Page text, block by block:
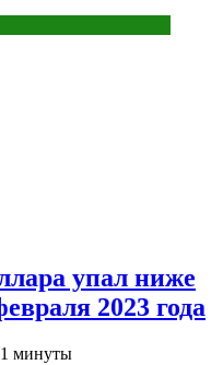
упал ниже
2023 года
1 минуты